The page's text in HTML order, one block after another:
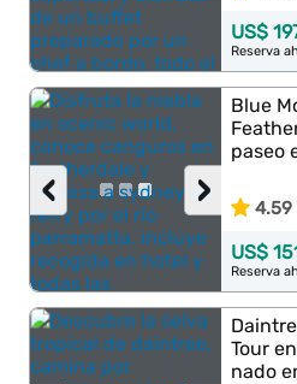
US$
Reserva
›
‹
Blue
paseo
4.59
US$
Reserva
Tour
nado